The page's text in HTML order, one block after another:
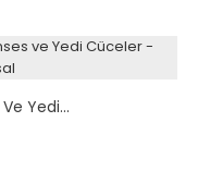
Yedi...